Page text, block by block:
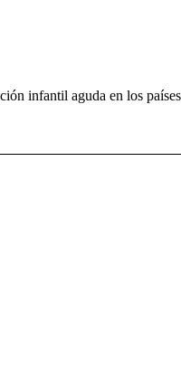
infantil aguda en los